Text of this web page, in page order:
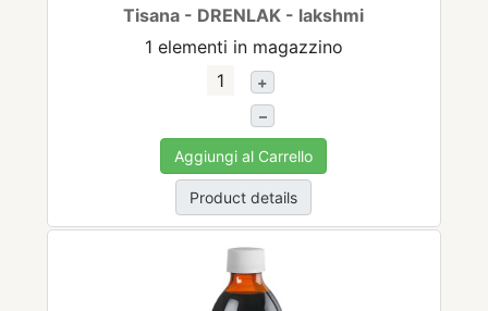
Tisana - DRENLAK - lakshmi
1 elementi in magazzino
+
–
Aggiungi al Carrello
Product details